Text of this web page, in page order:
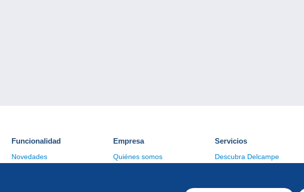
Funcionalidad
Novedades
Empresa
Quiénes somos
Servicios
Descubra Delcampe